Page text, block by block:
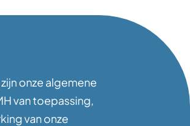
onze algemene
van toepassing,
van onze